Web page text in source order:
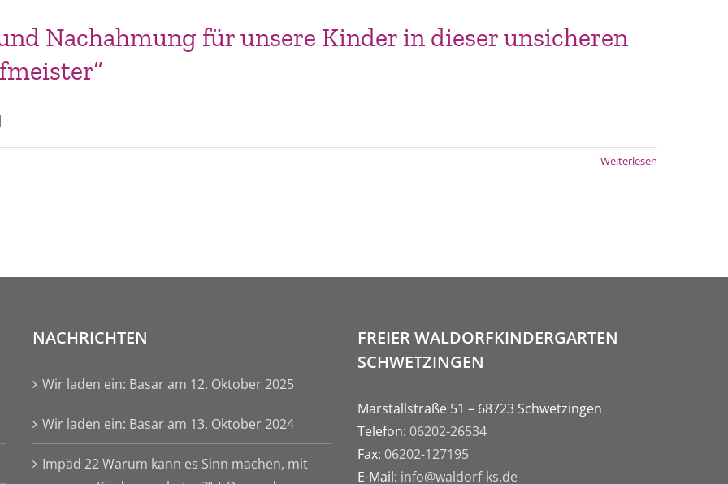
Nachahmung für unsere Kinder in dieser unsicheren
Weiterlesen
NACHRICHTEN
Wir laden ein: Basar am 12. Oktober 2025
Wir laden ein: Basar am 13. Oktober 2024
Impäd 22 Warum kann es Sinn machen, mit
FREIER WALDORFKINDERGARTEN
SCHWETZINGEN
Marstallstraße 51 – 68723 Schwetzingen
Telefon: 06202-26534
Fax: 06202-127195
E-Mail: info@waldorf-ks.de